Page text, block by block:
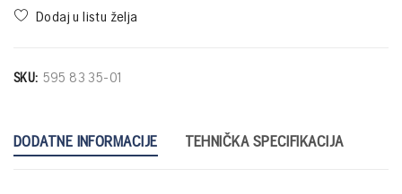
SKU: 595 83 35-01
DODATNE INFORMACIJE TEHNIČKA SPECIFIKACIJA